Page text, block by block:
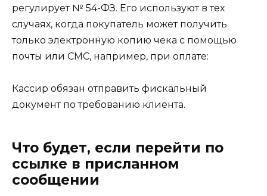
регулирует № 54-ФЗ. Его используют в тех
случаях, когда покупатель может получить
только электронную копию чека с помощью
почты или СМС, например, при оплате:
Кассир обязан отправить фискальный
документ по требованию клиента.
Что будет, если перейти по
ссылке в присланном
сообщении